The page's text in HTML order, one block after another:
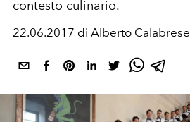
contesto culinario.
22.06.2017 di Alberto Calabrese